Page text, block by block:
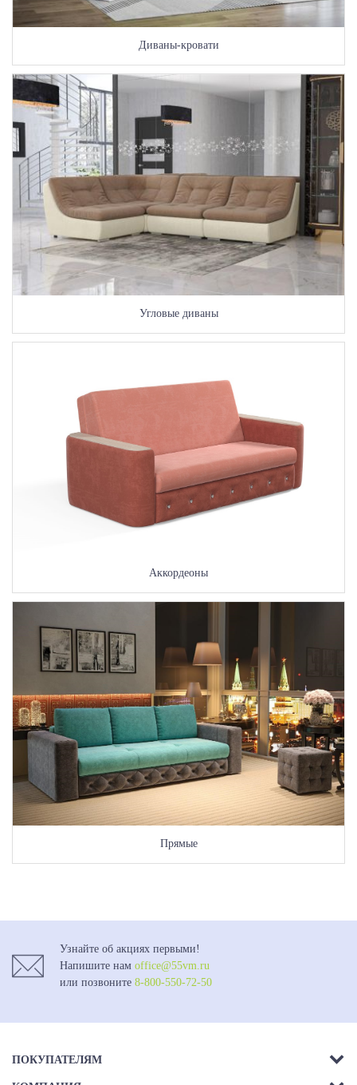
Диваны-кровати
Угловые диваны
Аккордеоны
Прямые
Узнайте об акциях первыми!
Напишите нам office@55vm.ru
или позвоните 8-800-550-72-50
ПОКУПАТЕЛЯМ